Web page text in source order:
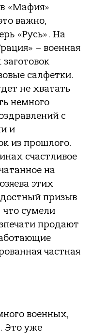
«Мафия»
важно,
«Русь». На
– военная
салфетки.
не хватать
немного
с
и
из прошлого.
счастливое
на
этих
призыв
что сумели
продают
частная
военных,
Это уже